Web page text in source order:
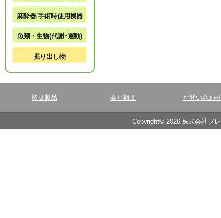
麻酔器/手術時使用機器
魚類・生物(代謝･運動)
掘り出し物
取扱製品 会社概要 お問い合わせ
Copyright© 2026 株式会社ブ